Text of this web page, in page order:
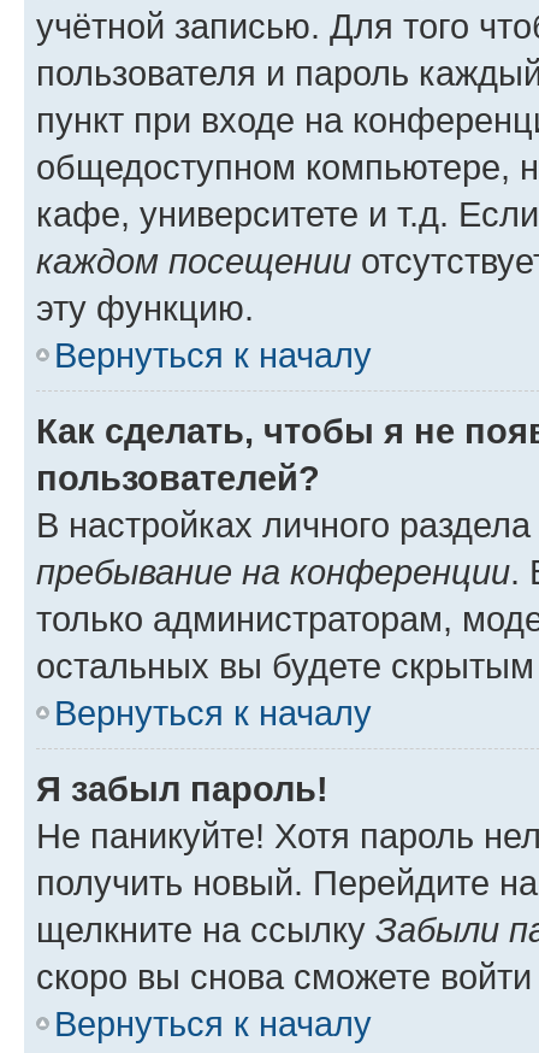
учётной записью. Для того
пользователя и пароль
пункт при входе на
общедоступном компьютере,
кафе, университете и т.д.
каждом посещении
эту функцию.
Вернуться к началу
Как сделать, чтобы я не
пользователей?
В настройках личного
пребывание на конференции.
только администраторам,
остальных вы будете
Вернуться к началу
Я забыл пароль!
Не паникуйте! Хотя пароль
получить новый. Перейдите
щелкните на ссылку Забыли
скоро вы снова сможете
Вернуться к началу